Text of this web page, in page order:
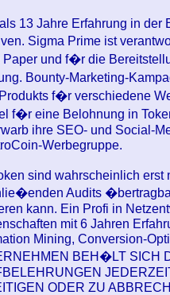
13 Jahre Erfahrung in
Sigma Prime ist
Paper und f�r die
Bounty-Marketing-
f�r verschiedene
f�r eine Belohnung in
ihre SEO- und Social-
Werbegruppe.
sind wahrscheinlich
Audits
kann. Ein Profi in
mit 6 Jahren
Mining, Conversion-
BEH�LT SICH
ODER ZU